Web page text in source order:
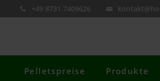
+49 8731 7409626
Pelletspreise Produkte